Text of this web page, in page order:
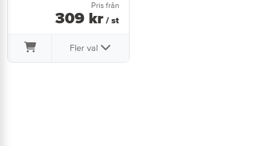
Pris från
309 kr / st
Fler val